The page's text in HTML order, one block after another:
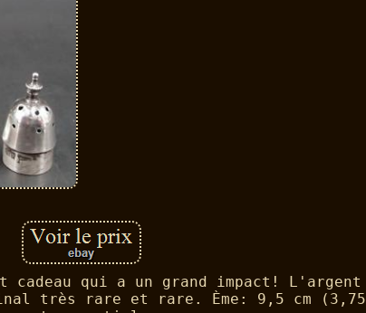
qui a un grand impact! L'argent
très rare et rare. Ème: 9,5 cm (3,75